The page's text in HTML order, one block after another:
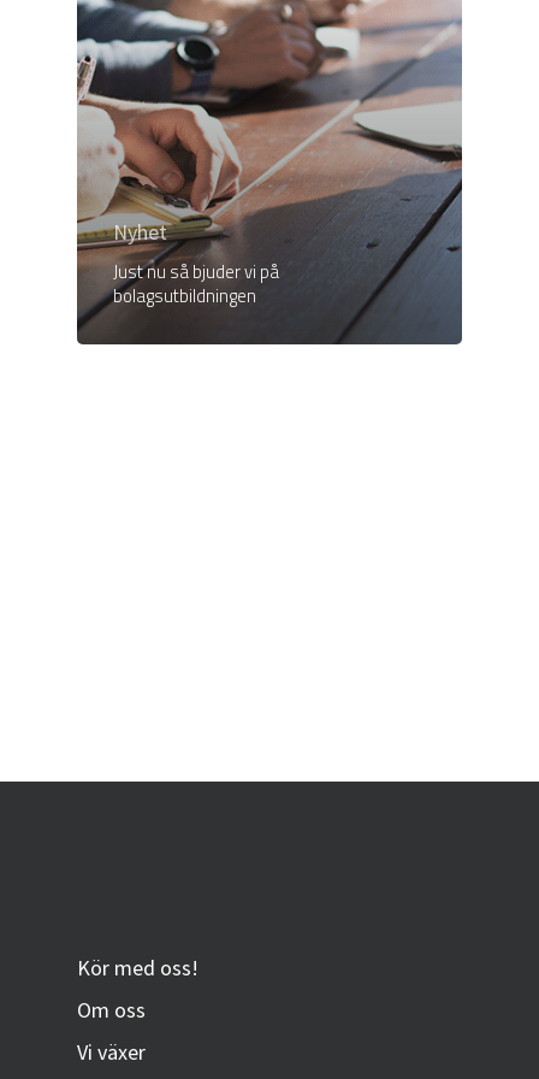
Nyhet
Just nu så bjuder vi på
bolagsutbildningen
Kör med oss!
Om oss
Vi växer